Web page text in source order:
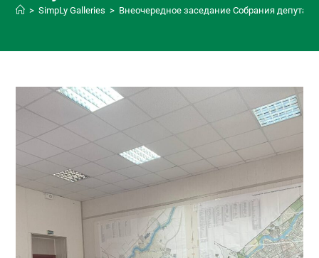
> SimpLy Galleries > Внеочередное заседание Собрания